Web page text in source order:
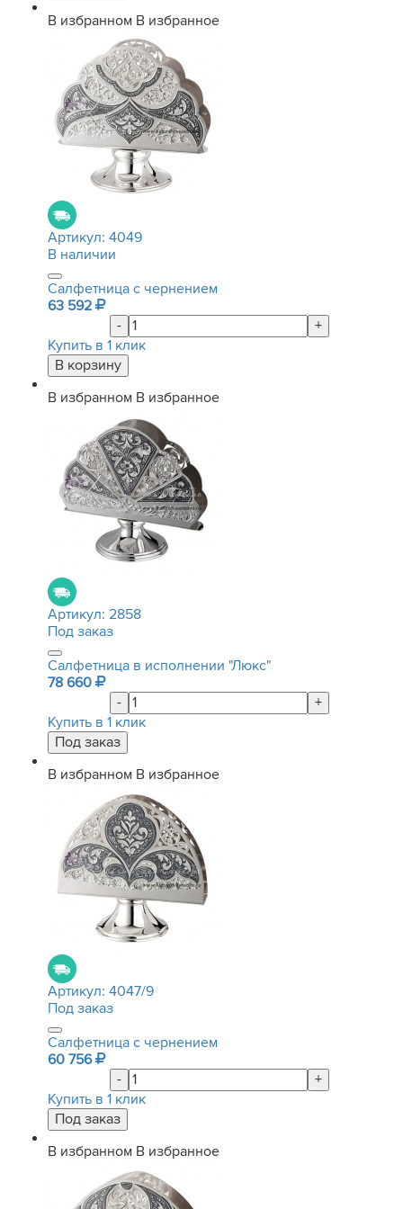
В избранном В избранное
Артикул: 4049
В наличии
Салфетница с чернением
63 592
-
+
Купить в 1 клик
В избранном В избранное
Артикул: 2858
Под заказ
Салфетница в исполнении "Люкс"
78 660
-
+
Купить в 1 клик
В избранном В избранное
Артикул: 4047/9
Под заказ
Салфетница с чернением
60 756
-
+
Купить в 1 клик
В избранном В избранное